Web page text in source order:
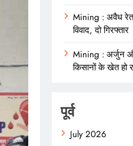
Mining : अवैध रेत
विवाद, दो गिरफ्तार
Mining : अर्जुन
किसानों के खेत हो
पूर्व
July 2026